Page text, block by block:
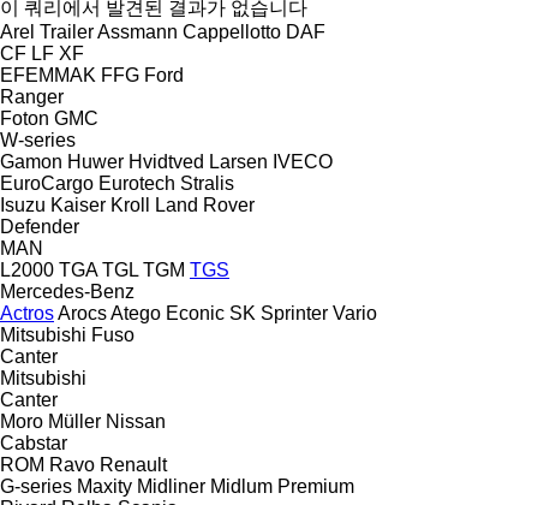
이 쿼리에서 발견된 결과가 없습니다
Arel TrailerAssmann Cappellotto DAF
CF LF XF
EFEMMAK FFG Ford
Ranger
Foton GMC
W-series
Gamon Huwer Hvidtved Larsen IVECO
EuroCargo Eurotech Stralis
Isuzu Kaiser Kroll
Land Rover
Defender
MAN
L2000 TGA TGL TGM TGS
Mercedes-Benz
ActrosArocsAtego Econic SK Sprinter Vario
Mitsubishi Fuso
Canter
Mitsubishi
Canter
Moro Müller Nissan
Cabstar
ROM Ravo Renault
G-series Maxity Midliner Midlum Premium